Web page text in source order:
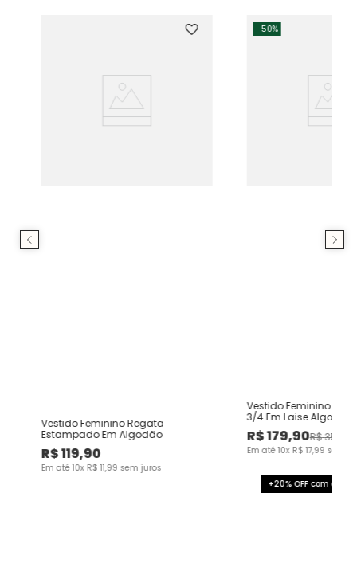
Vestido Feminino Regata
Estampado Em Algodão
R$119,90
Em até10xR$ 11,99 sem juros
-50%
Vestido Feminino
3/4 Em Laise Algodão
R$179,90R$359
Em até10x R$ 17,99 sem
+20% OFF com o